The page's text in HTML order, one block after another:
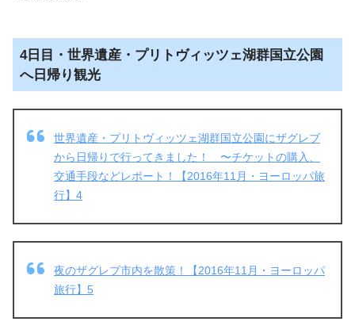
4日目・世界遺産・プリトヴィッツェ湖群国立公園
へ日帰り観光
世界遺産・プリトヴィッツェ湖群国立公園にザグレブ
から日帰りで行ってきました！ 〜チケットの購入、
交通手段などレポート！【2016年11月・ヨーロッパ旅
行】4
夜のザグレブ市内を散策！【2016年11月・ヨーロッパ
旅行】5